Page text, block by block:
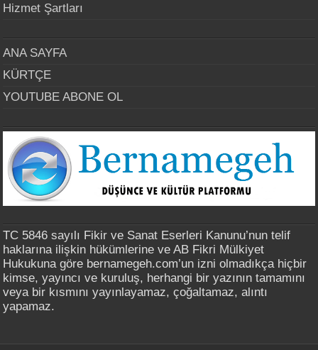
Hizmet Şartları
ANA SAYFA
KÜRTÇE
YOUTUBE ABONE OL
TC 5846 sayılı Fikir ve Sanat Eserleri Kanunu’nun telif
haklarına ilişkin hükümlerine ve AB Fikri Mülkiyet
Hukukuna göre bernamegeh.com’un izni olmadıkça hiçbir
kimse, yayıncı ve kuruluş, herhangi bir yazının tamamını
veya bir kısmını yayınlayamaz, çoğaltamaz, alıntı
yapamaz.